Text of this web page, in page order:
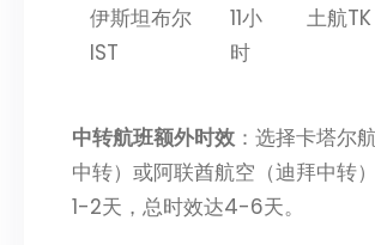
伊斯坦布尔
IST
11小
时
土航TK
中转航班额外时效 ：选择卡塔尔
中转）或阿联酋航空（迪拜中转
1-2天，总时效达4-6天。